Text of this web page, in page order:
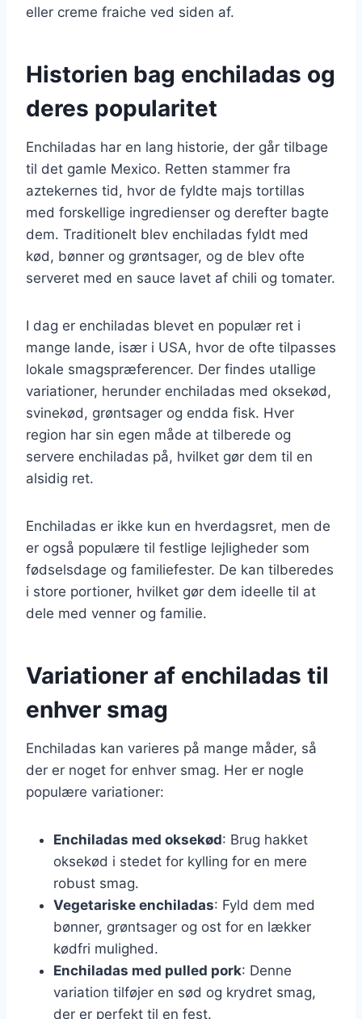
eller creme fraiche ved siden af.
Historien bag enchiladas og
deres popularitet
Enchiladas har en lang historie, der går tilbage
til det gamle Mexico. Retten stammer fra
aztekernes tid, hvor de fyldte majs tortillas
med forskellige ingredienser og derefter bagte
dem. Traditionelt blev enchiladas fyldt med
kød, bønner og grøntsager, og de blev ofte
serveret med en sauce lavet af chili og tomater.
I dag er enchiladas blevet en populær ret i
mange lande, især i USA, hvor de ofte tilpasses
lokale smagspræferencer. Der findes utallige
variationer, herunder enchiladas med oksekød,
svinekød, grøntsager og endda fisk. Hver
region har sin egen måde at tilberede og
servere enchiladas på, hvilket gør dem til en
alsidig ret.
Enchiladas er ikke kun en hverdagsret, men de
er også populære til festlige lejligheder som
fødselsdage og familiefester. De kan tilberedes
i store portioner, hvilket gør dem ideelle til at
dele med venner og familie.
Variationer af enchiladas til
enhver smag
Enchiladas kan varieres på mange måder, så
der er noget for enhver smag. Her er nogle
populære variationer:
Enchiladas med oksekød: Brug hakket
oksekød i stedet for kylling for en mere
robust smag.
Vegetariske enchiladas: Fyld dem med
bønner, grøntsager og ost for en lækker
kødfri mulighed.
Enchiladas med pulled pork: Denne
variation tilføjer en sød og krydret smag,
der er perfekt til en fest.